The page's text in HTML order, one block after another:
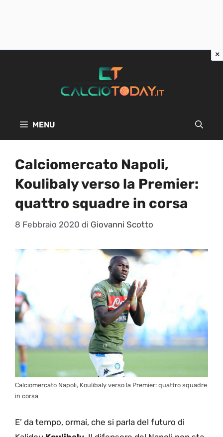
MENU
Calciomercato Napoli,
Koulibaly verso la Premier:
quattro squadre in corsa
8 Febbraio 2020 di Giovanni Scotto
Calciomercato Napoli, Koulibaly verso la Premier: quattro squadre
in corsa
E’ da tempo, ormai, che si parla del futuro di